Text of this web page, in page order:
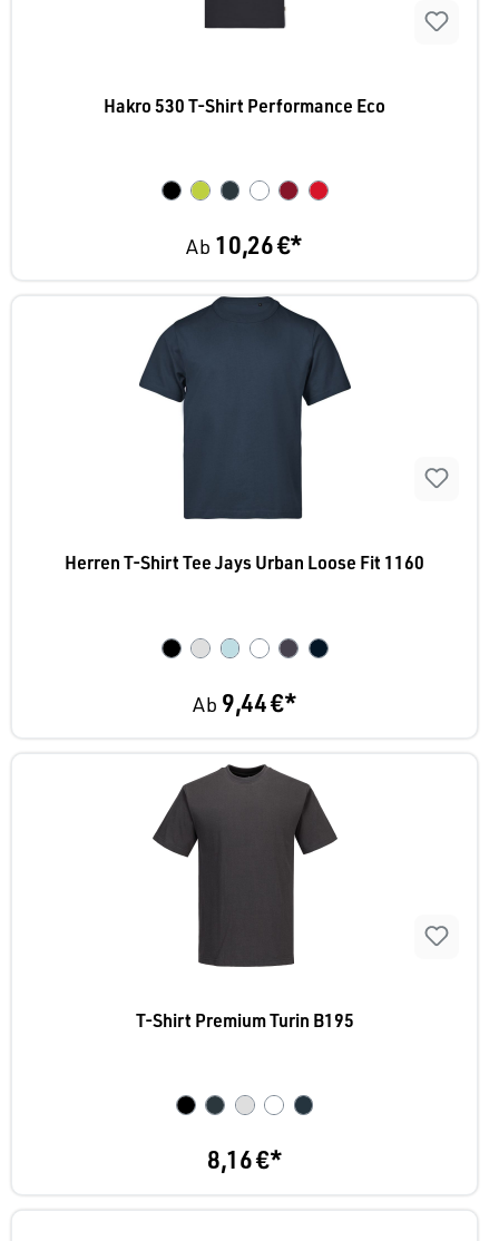
Hakro 530 T-Shirt Performance Eco
Ab 10,26 €*
Herren T-Shirt Tee Jays Urban Loose Fit 1160
Ab 9,44 €*
T-Shirt Premium Turin B195
8,16 €*